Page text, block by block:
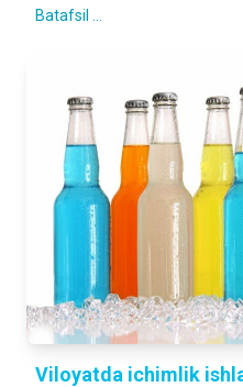
Batafsil ...
Viloyatda ichimlik